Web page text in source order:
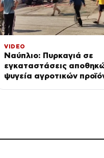
VIDEO
Ναύπλιο: Πυρκαγιά σε
εγκαταστάσεις
ψυγεία αγροτικών